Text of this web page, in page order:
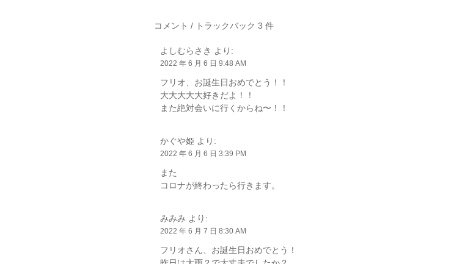
コメント / トラックバック 3 件
よしむらさき より:
2022 年 6 月 6 日 9:48 AM
フリオ、お誕生日おめでとう！！
大大大大大好きだよ！！
また絶対会いに行くからね〜！！
かぐや姫 より:
2022 年 6 月 6 日 3:39 PM
また
コロナが終わったら行きます。
みみみ より:
2022 年 6 月 7 日 8:30 AM
フリオさん、お誕生日おめでとう！